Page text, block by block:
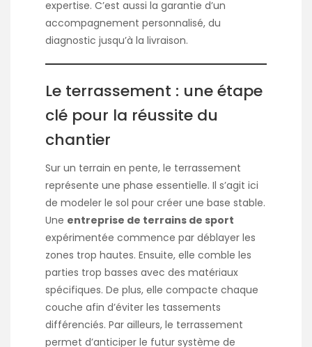
expertise. C’est aussi la garantie d’un
accompagnement personnalisé, du
diagnostic jusqu’à la livraison.
Le terrassement : une étape
clé pour la réussite du
chantier
Sur un terrain en pente, le terrassement
représente une phase essentielle. Il s’agit ici
de modeler le sol pour créer une base stable.
Une entreprise de terrains de sport
expérimentée commence par déblayer les
zones trop hautes. Ensuite, elle comble les
parties trop basses avec des matériaux
spécifiques. De plus, elle compacte chaque
couche afin d’éviter les tassements
différenciés. Par ailleurs, le terrassement
permet d’anticiper le futur système de